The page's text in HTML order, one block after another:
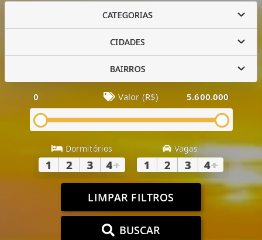
CATEGORIAS
CIDADES
BAIRROS
0 Valor (R$) 5.600.000
Dormitórios
1 2 3 4+
Vagas
1 2 3 4+
LIMPAR FILTROS
BUSCAR